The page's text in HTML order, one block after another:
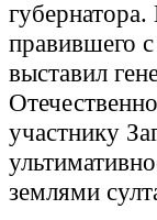
правившего
выставил
участнику
землями